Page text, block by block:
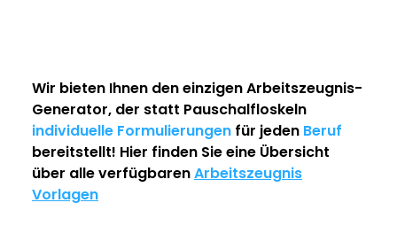
Wir bieten Ihnen den einzigenArbeitszeugnis-
Generator, der statt Pauschalfloskeln
individuelle Formulierungen für jeden Beruf
bereitstellt! Hier finden Sie eine Übersicht
über alle verfügbarenArbeitszeugnis
Vorlagen